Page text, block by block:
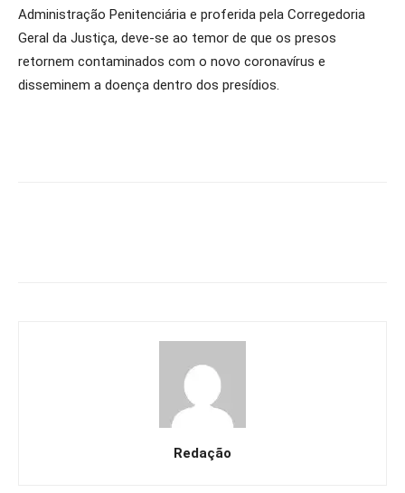
Administração Penitenciária e proferida pela Corregedoria
Geral da Justiça, deve-se ao temor de que os presos
retornem contaminados com o novo coronavírus e
disseminem a doença dentro dos presídios.
Redação